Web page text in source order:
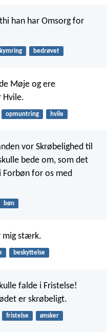
han har Omsorg for
bedrøvet
Møje og ere
Hvile.
opmuntring hvile
vor Skrøbelighed til
bede om, som det
Forbøn for os med
bøn
mig stærk.
beskyttelse
falde i Fristelse!
er skrøbeligt.
fristelse ønsker